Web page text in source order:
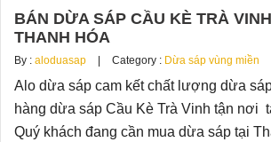
BÁN DỪA SÁP CẦU KÈ TRÀ
THANH HÓA
By : aloduasap Category : Dừa sáp vùng miền
Alo dừa sáp cam kết chất lượng dừa
hàng dừa sáp Cầu Kè Trà Vinh tận nơi
Quý khách đang cần mua dừa sáp tại